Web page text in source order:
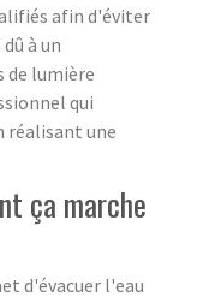
afin d'éviter
à un
lumière
qui
réalisant une
ça marche
d'évacuer l'eau